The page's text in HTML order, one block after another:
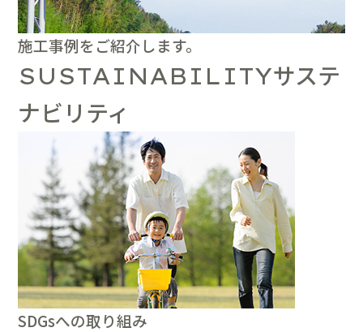
施工事例をご紹介します。
SUSTAINABILITYサステ
ナビリティ
SDGsへの取り組み